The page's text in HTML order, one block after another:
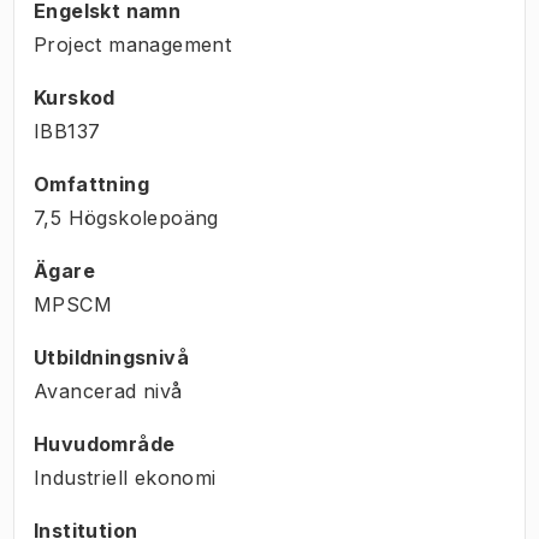
Engelskt namn
Project management
Kurskod
IBB137
Omfattning
7,5 Högskolepoäng
Ägare
MPSCM
Utbildningsnivå
Avancerad nivå
Huvudområde
Industriell ekonomi
Institution